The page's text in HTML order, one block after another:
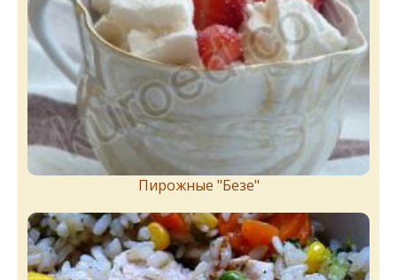
Пирожныe "Бeзe"